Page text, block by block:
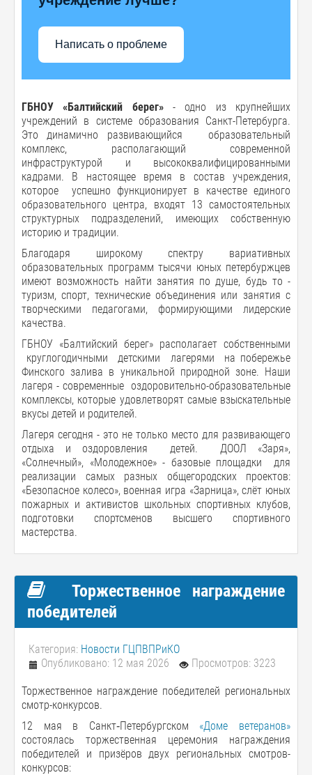
Написать о проблеме
ГБНОУ «Балтийский берег»- одно из крупнейших
учреждений в системе образования Санкт-Петербурга.
Это динамично развивающийся образовательный
комплекс, располагающий современной
инфраструктурой и высококвалифицированными
кадрами. В настоящее время в состав учреждения,
которое успешно функционирует в качестве единого
образовательного центра, входят 13 самостоятельных
структурных подразделений, имеющих собственную
историю и традиции.
Благодаря широкому спектру вариативных
образовательных программ тысячи юных петербуржцев
имеют возможность найти занятия по душе, будь то -
туризм, спорт, технические объединения или занятия с
творческими педагогами, формирующими лидерские
качества.
ГБНОУ «Балтийский берег» располагает собственными
круглогодичными детскими лагерями на побережье
Финского залива в уникальной природной зоне. Наши
лагеря - современные оздоровительно-образовательные
комплексы, которые удовлетворят самые взыскательные
вкусы детей и родителей.
Лагеря сегодня - это не только место для развивающего
отдыха и оздоровления детей. ДООЛ «Заря»,
«Солнечный», «Молодежное» - базовые площадки для
реализации самых разных общегородских проектов:
«Безопасное колесо», военная игра «Зарница», слёт юных
пожарных и активистов школьных спортивных клубов,
подготовки спортсменов высшего спортивного
мастерства.
Торжественное награждение
победителей
Категория: Новости ГЦПВПРиКО
Опубликовано: 12 мая 2026
Просмотров: 3223
Торжественное награждение победителей региональных
смотр-конкурсов.
12 мая в Санкт‑Петербургском «Доме ветеранов»
состоялась торжественная церемония награждения
победителей и призёров двух региональных смотров-
конкурсов: